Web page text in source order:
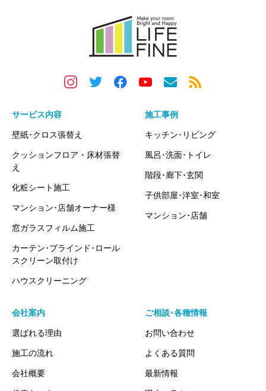
サービス内容
壁紙･クロス張替え
クッションフロア・床材張替
え
化粧シート施工
マンション･店舗オーナー様
窓ガラスフィルム施工
カーテン･ブラインド･ロール
スクリーン取付け
ハウスクリーニング
施工事例
キッチン･リビング
風呂･洗面･トイレ
階段･廊下･玄関
子供部屋･洋室･和室
マンション･店舗
会社案内
選ばれる理由
施工の流れ
会社概要
ご相談･各種情報
お問い合わせ
よくある質問
最新情報